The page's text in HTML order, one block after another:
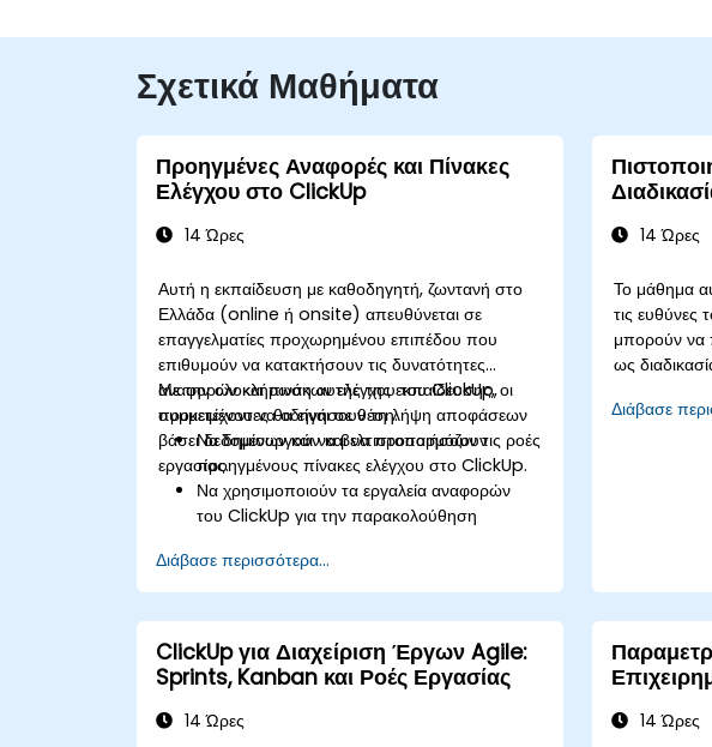
Σχετικά Μαθήματα
Προηγμένες Αναφορές και Πίνακες
Ελέγχου στο ClickUp
14 Ώρες
Αυτή η εκπαίδευση με καθοδηγητή, ζωντανή στο
Ελλάδα (online ή onsite) απευθύνεται σε
επαγγελματίες προχωρημένου επιπέδου που
επιθυμούν να κατακτήσουν τις δυνατότητες
αναφορών και πινάκων ελέγχου του ClickUp,
προκειμένου να οδηγήσουν τη λήψη αποφάσεων
βάσει δεδομένων και να βελτιστοποιήσουν τις ροές
εργασίας.
Με την ολοκλήρωση αυτής της εκπαίδευσης, οι
συμμετέχοντες θα είναι σε θέση:
Να δημιουργούν και να προσαρμόζουν
προηγμένους πίνακες ελέγχου στο ClickUp.
Να χρησιμοποιούν τα εργαλεία αναφορών
του ClickUp για την παρακολούθηση
Να αυτοματοποιούν τη συλλογή και την
οπτικοποίηση δεδομένων.
Να ενσωματώνουν εξωτερικές πηγές
δεδομένων για ολοκληρωμένες αναλύσεις.
Να βελτιστοποιούν τους πίνακες ελέγχου για
συνεργασία ομάδας και αναφορές προς
διοικητικά στελέχη.
Διάβασε περισσότερα...
14 Ώρες
Το μάθημα
τις ευθύνες
μπορούν να
ως
‘αρκετή’
συνεχώς
συνολικούς
Διάβασε
ClickUp για Διαχείριση Έργων Agile:
Sprints, Kanban και Ροές Εργασίας
14 Ώρες 14 Ώρες